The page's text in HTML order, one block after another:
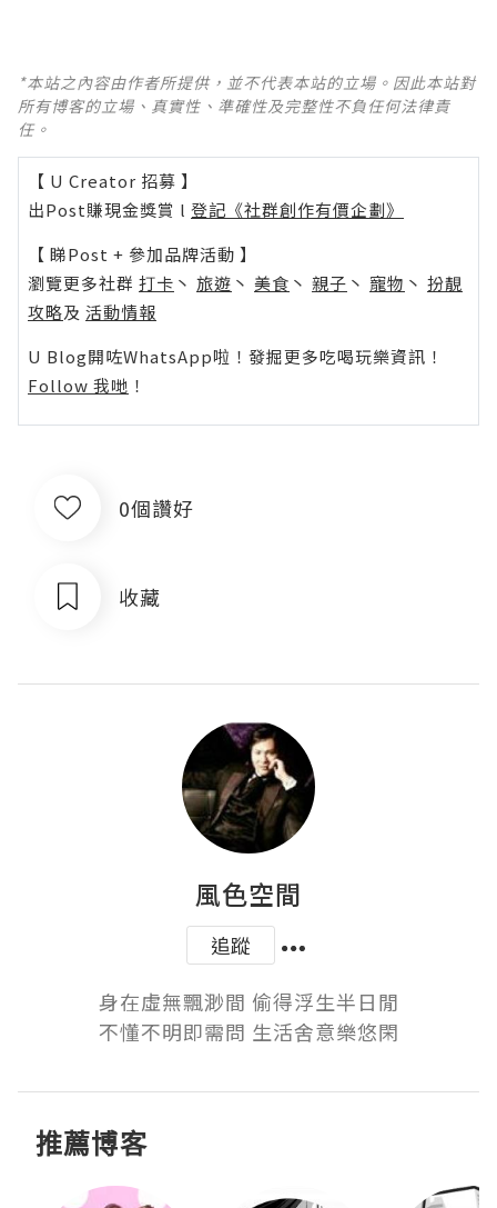
*本站之內容由作者所提供，並不代表本站的立場。因此本站對
所有博客的立場、真實性、準確性及完整性不負任何法律責
任。
【 U Creator 招募 】
出Post賺現金獎賞 l 登記《社群創作有價企劃》
【 睇Post + 參加品牌活動 】
瀏覽更多社群 打卡 丶 旅遊 丶 美食 丶 親子 丶 寵物 丶 扮靚
攻略及 活動情報
U Blog開咗WhatsApp啦！發掘更多吃喝玩樂資訊！
Follow 我哋 ！
0個讚好
收藏
風色空間
追蹤
身在虛無飄渺間 偷得浮生半日閒
不懂不明即需問 生活舍意樂悠閑
推薦博客